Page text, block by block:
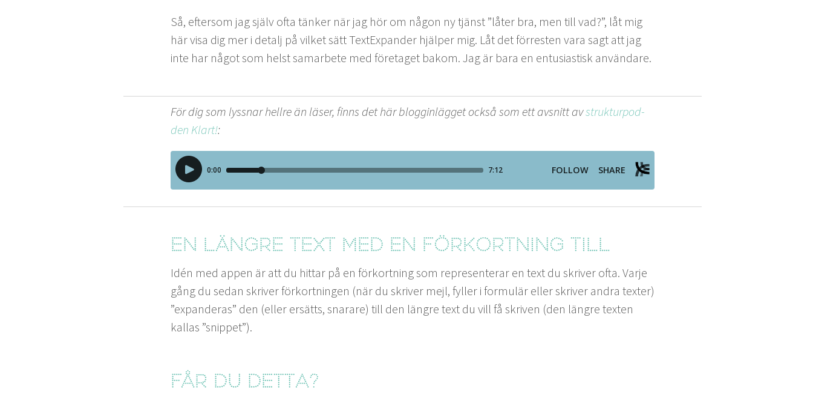
Så, efter­som jag själv ofta tänker när jag hör om någon ny tjänst ”låter bra, men till vad?”, låt mig
här visa dig mer i detalj på vilket sätt Tex­tEx­pander hjälper mig. Låt det för­resten vara sagt att jag
inte har något som helst samar­bete med före­taget bakom. Jag är bara en entu­si­astisk användare.
För dig som lyssnar hellre än läs­er, finns det här blog­gin­lägget ock­så som ett avs­nitt avstruk­tur­pod­
den Klart!:
En län­gre text med en förko­rt­ning till
Idén med appen är att du hit­tar på en förko­rt­ning som rep­re­sen­ter­ar en text du skriv­er ofta. Var­je
gång du sedan skriv­er förko­rt­nin­gen (när du skriv­er mejl, fyller i for­mulär eller skriv­er andra tex­ter)
”expanderas” den (eller ersätts, snarare) till den län­gre text du vill få skriv­en (den län­gre tex­ten
kallas ”snip­pet”).
Får du detta?